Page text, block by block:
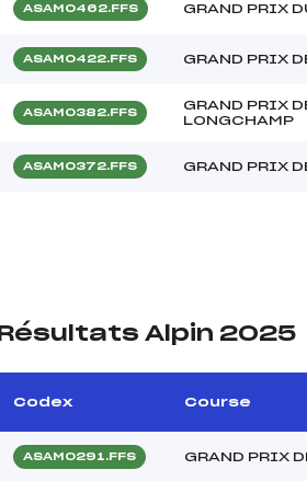
ASAM0462.FFS GRAND PRIX
ASAM0422.FFS GRAND PRIX
ASAM0382.FFS
GRAND PRIX
LONGCHAMP
ASAM0372.FFS GRAND PRIX
Résultats Alpin 2025
Codex Course
ASAM0291.FFS GRAND PRIX